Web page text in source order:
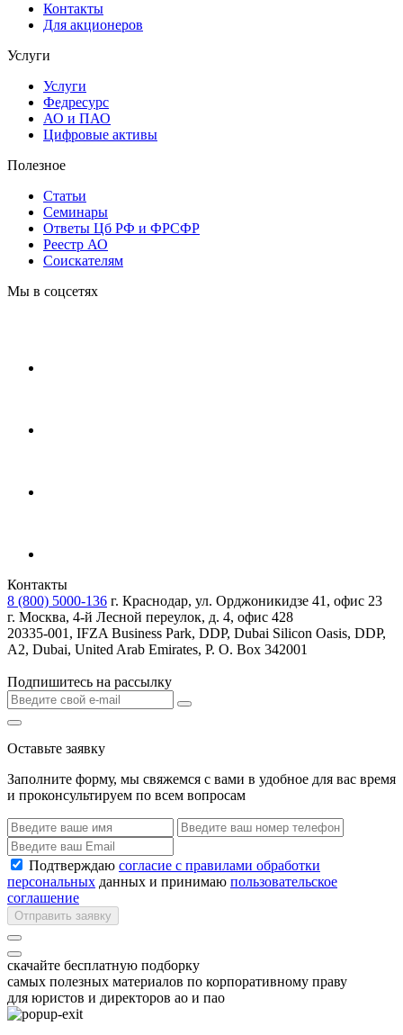
Контакты
Для акционеров
Услуги
Услуги
Федресурс
АО и ПАО
Цифровые активы
Полезное
Статьи
Cеминары
Ответы Цб РФ и ФРСФР
Реестр АО
Соискателям
Мы в соцсетях
Контакты
8 (800) 5000-136 г. Краснодар, ул. Орджоникидзе 41, офис 23
г. Москва, 4-й Лесной переулок, д. 4, офис 428
20335-001, IFZA Business Park, DDP, Dubai Silicon Oasis, DDP,
A2, Dubai, United Arab Emirates, P. O. Box 342001
Подпишитесь на рассылку
Оставьте заявку
Заполните форму, мы свяжемся с вами в удобное для вас время
и проконсультируем по всем вопросам
Подтверждаю согласие с правилами обработки
персональных данных и принимаю пользовательское
соглашение
Отправить заявку
скачайте бесплатную подборку
самых полезных материалов по корпоративному праву
для юристов и директоров ао и пао